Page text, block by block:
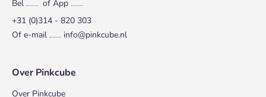
Bel
of App
+31 (0)314 - 820 303
Of e-mail
info@pinkcube.nl
Over Pinkcube
Over Pinkcube